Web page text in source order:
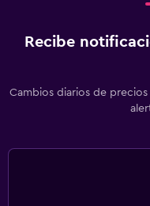
Recibe
Cambios diarios de